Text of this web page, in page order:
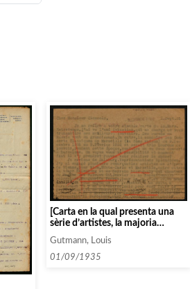
[Carta en la qual presenta una
sèrie d’artistes, la majoria
cantants que podrien passar de
Tournée per Espanya entre el
desembre del 1935 i febrer de
Gutmann, Louis
01/09/1935